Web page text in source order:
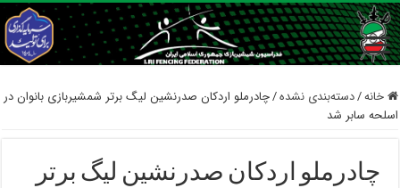
خانه/دسته‌بندی نشده/چادرملو اردکان صدرنشین لیگ برتر شمشیربازی بانوان در
اسلحه سابر شد
چادرملو اردکان صدرنشین لیگ برتر